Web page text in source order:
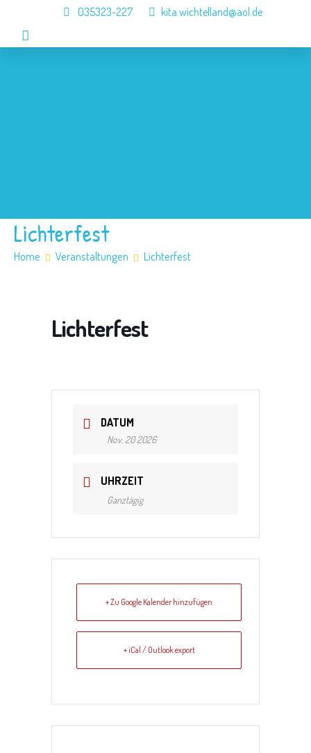
035323-227 kita.wichtelland@aol.de
Lichterfest
Home Veranstaltungen Lichterfest
Lichterfest
DATUM
Nov. 20 2026
UHRZEIT
Ganztägig
+ Zu Google Kalender hinzufügen
+ iCal / Outlook export